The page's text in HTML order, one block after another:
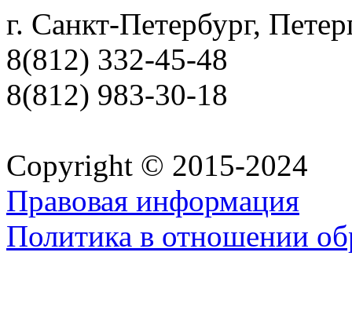
г. Санкт-Петербург,
8(812) 332-45-48
8(812) 983-30-18
Copyright © 2015-2024
Правовая информация
Политика в отношении